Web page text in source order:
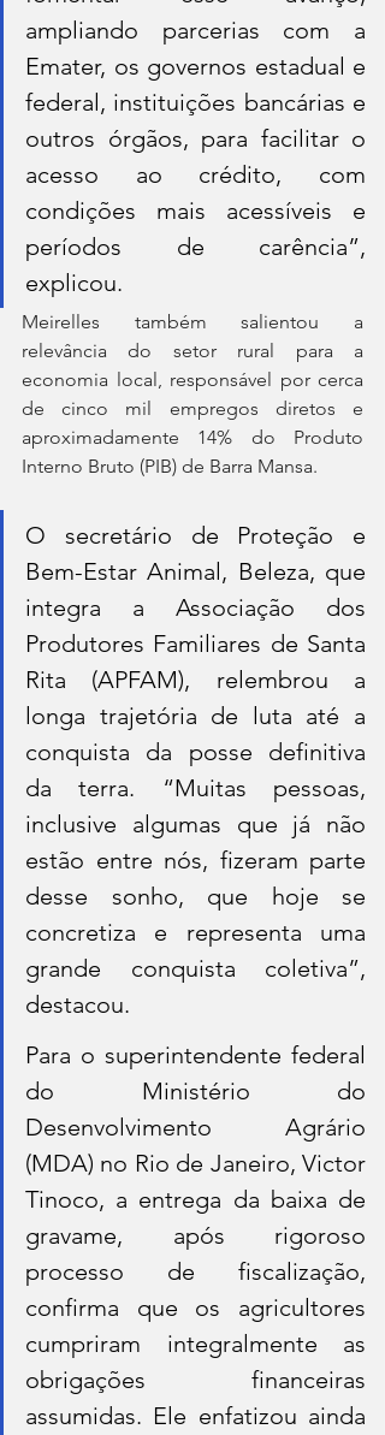
ampliando parcerias com a
Emater, os governos estadual e
federal, instituições bancárias e
outros órgãos, para facilitar o
acesso ao crédito, com
condições mais acessíveis e
períodos de carência”,
explicou.
Meirelles também salientou a
relevância do setor rural para a
economia local, responsável por cerca
de cinco mil empregos diretos e
aproximadamente 14% do Produto
Interno Bruto (PIB) de Barra Mansa.
O secretário de Proteção e
Bem-Estar Animal, Beleza, que
integra a Associação dos
Produtores Familiares de Santa
Rita (APFAM), relembrou a
longa trajetória de luta até a
conquista da posse definitiva
da terra. “Muitas pessoas,
inclusive algumas que já não
estão entre nós, fizeram parte
desse sonho, que hoje se
concretiza e representa uma
grande conquista coletiva”,
destacou.
Para o superintendente federal
do Ministério do
Desenvolvimento Agrário
(MDA) no Rio de Janeiro, Victor
Tinoco, a entrega da baixa de
gravame, após rigoroso
processo de fiscalização,
confirma que os agricultores
cumpriram integralmente as
obrigações financeiras
assumidas. Ele enfatizou ainda